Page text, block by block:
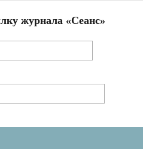
журнала «Сеанс»